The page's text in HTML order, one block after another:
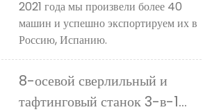
2021 года мы произвели более 40
машин и успешно экспортируем их в
Россию, Испанию.
8-осевой сверлильный и
тафтинговый станок 3-в-1